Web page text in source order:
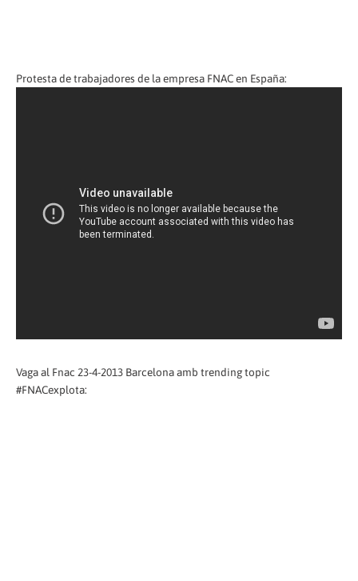
Protesta de trabajadores de la empresa FNAC en España:
Vaga al Fnac 23-4-2013 Barcelona amb trending topic
#FNACexplota: